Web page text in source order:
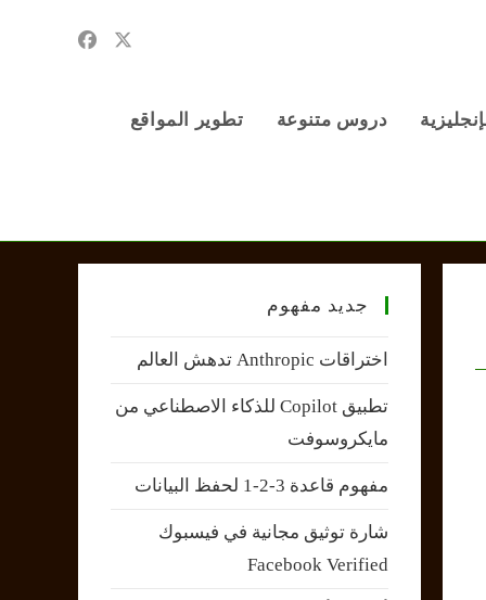
دروس متنوعة تطوير المواقع
جديد مفهوم
اختراقات Anthropic تدهش العالم
تطبيق Copilot للذكاء الاصطناعي من
مايكروسوفت
مفهوم قاعدة 3-2-1 لحفظ البيانات
شارة توثيق مجانية في فيسبوك
Facebook Verified